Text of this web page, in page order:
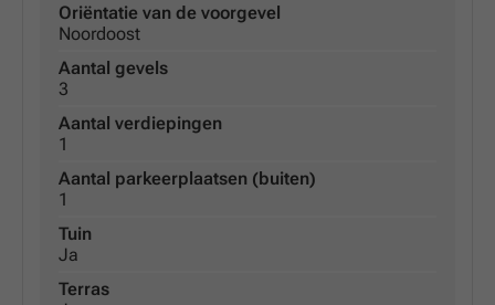
Oriëntatie van de voorgevel
Noordoost
Aantal gevels
3
Aantal verdiepingen
1
Aantal parkeerplaatsen (buiten)
1
Tuin
Ja
Terras